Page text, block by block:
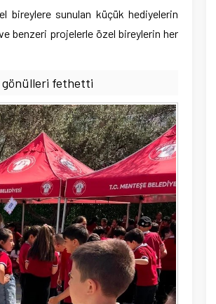
bireylere sunulan küçük hediyelerin
benzeri projelerle özel bireylerin her
gönülleri fethetti